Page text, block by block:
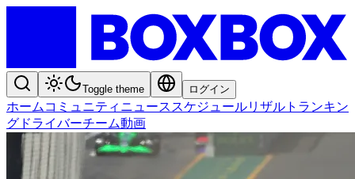
Toggle theme ログイン
ホーム コミュニティ ニュース スケジュールリザルト ランキン
グ ドライバーチーム動画